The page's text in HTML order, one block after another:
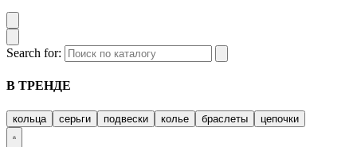
Search for:
В ТРЕНДЕ
кольца серьги подвески колье браслеты цепочки